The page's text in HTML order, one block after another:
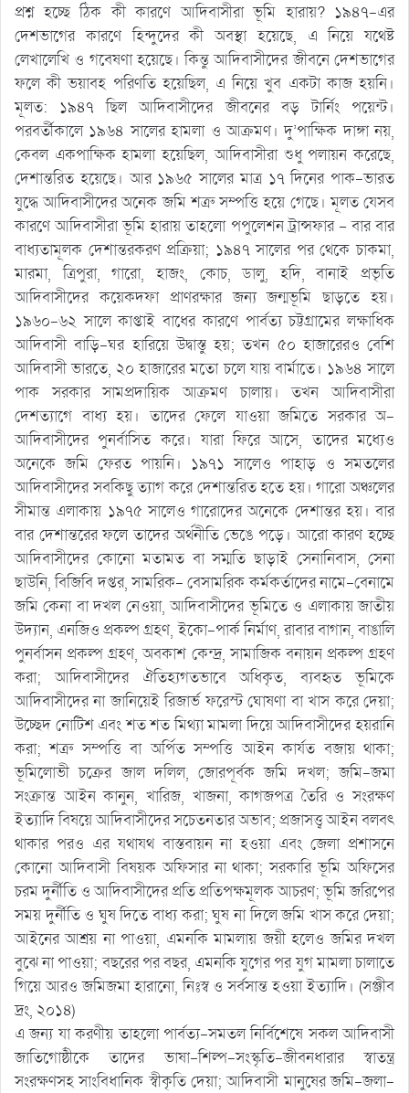
প্রশ্ন হচ্ছে ঠিক কী কারণে আদিবাসীরা ভূমি হারায়? ১৯৪৭-এর
দেশভাগের কারণে হিন্দুদের কী অবস্থা হয়েছে, এ নিয়ে যথেষ্ট
লেখালেখি ও গবেষণা হয়েছে। কিন্তু আদিবাসীদের জীবনে দেশভাগের
ফলে কী ভয়াবহ পরিণতি হয়েছিল, এ নিয়ে খুব একটা কাজ হয়নি।
মূলত: ১৯৪৭ ছিল আদিবাসীদের জীবনের বড় টার্নিং পয়েন্ট।
পরবর্তীকালে ১৯৬৪ সালের হামলা ও আক্রমণ। দু’পাক্ষিক দাঙ্গা নয়,
কেবল একপাক্ষিক হামলা হয়েছিল, আদিবাসীরা শুধু পলায়ন করেছে,
দেশান্তরিত হয়েছে। আর ১৯৬৫ সালের মাত্র ১৭ দিনের পাক-ভারত
যুদ্ধে আদিবাসীদের অনেক জমি শত্রু সম্পত্তি হয়ে গেছে। মূলত যেসব
কারণে আদিবাসীরা ভূমি হারায় তাহলো পপুলেশন ট্রান্সফার – বার বার
বাধ্যতামূলক দেশান্তরকরণ প্রক্রিয়া; ১৯৪৭ সালের পর থেকে চাকমা,
মারমা, ত্রিপুরা, গারো, হাজং, কোচ, ডালু, হদি, বানাই প্রভৃতি
আদিবাসীদের কয়েকদফা প্রাণরক্ষার জন্য জন্মভূমি ছাড়তে হয়।
১৯৬০-৬২ সালে কাপ্তাই বাধের কারণে পার্বত্য চট্টগ্রামের লক্ষাধিক
আদিবাসী বাড়ি-ঘর হারিয়ে উদ্বাস্তু হয়; তখন ৫০ হাজারেরও বেশি
আদিবাসী ভারতে, ২০ হাজারের মতো চলে যায় বার্মাতে। ১৯৬৪ সালে
পাক সরকার সামপ্রদায়িক আক্রমণ চালায়। তখন আদিবাসীরা
দেশত্যাগে বাধ্য হয়। তাদের ফেলে যাওয়া জমিতে সরকার অ-
আদিবাসীদের পুনর্বাসিত করে। যারা ফিরে আসে, তাদের মধ্যেও
অনেকে জমি ফেরত পায়নি। ১৯৭১ সালেও পাহাড় ও সমতলের
আদিবাসীদের সবকিছু ত্যাগ করে দেশান্তরিত হতে হয়। গারো অঞ্চলের
সীমান্ত এলাকায় ১৯৭৫ সালেও গারোদের অনেকে দেশান্তর হয়। বার
বার দেশান্তরের ফলে তাদের অর্থনীতি ভেঙে পড়ে। আরো কারণ হচ্ছে
আদিবাসীদের কোনো মতামত বা সম্মতি ছাড়াই সেনানিবাস, সেনা
ছাউনি, বিজিবি দপ্তর, সামরিক- বেসামরিক কর্মকর্তাদের নামে-বেনামে
জমি কেনা বা দখল নেওয়া, আদিবাসীদের ভূমিতে ও এলাকায় জাতীয়
উদ্যান, এনজিও প্রকল্প গ্রহণ, ইকো-পার্ক নির্মাণ, রাবার বাগান, বাঙালি
পুনর্বাসন প্রকল্প গ্রহণ, অবকাশ কেন্দ্র, সামাজিক বনায়ন প্রকল্প গ্রহণ
করা; আদিবাসীদের ঐতিহ্যগতভাবে অধিকৃত, ব্যবহৃত ভূমিকে
আদিবাসীদের না জানিয়েই রিজার্ভ ফরেস্ট ঘোষণা বা খাস করে দেয়া;
উচ্ছেদ নোটিশ এবং শত শত মিথ্যা মামলা দিয়ে আদিবাসীদের হয়রানি
করা; শত্রু সম্পত্তি বা অর্পিত সম্পত্তি আইন কার্যত বজায় থাকা;
ভূমিলোভী চক্রের জাল দলিল, জোরপূর্বক জমি দখল; জমি-জমা
সংক্রান্ত আইন কানুন, খারিজ, খাজনা, কাগজপত্র তৈরি ও সংরক্ষণ
ইত্যাদি বিষয়ে আদিবাসীদের সচেতনতার অভাব; প্রজাসত্ত্ব আইন বলবৎ
থাকার পরও এর যথাযথ বাস্তবায়ন না হওয়া এবং জেলা প্রশাসনে
কোনো আদিবাসী বিষয়ক অফিসার না থাকা; সরকারি ভূমি অফিসের
চরম দুর্নীতি ও আদিবাসীদের প্রতি প্রতিপক্ষমূলক আচরণ; ভূমি জরিপের
সময় দুর্নীতি ও ঘুষ দিতে বাধ্য করা; ঘুষ না দিলে জমি খাস করে দেয়া;
আইনের আশ্রয় না পাওয়া, এমনকি মামলায় জয়ী হলেও জমির দখল
বুঝে না পাওয়া; বছরের পর বছর, এমনকি যুগের পর যুগ মামলা চালাতে
গিয়ে আরও জমিজমা হারানো, নিঃস্ব ও সর্বসান্ত হওয়া ইত্যাদি। (সঞ্জীব
দ্রং, ২০১৪)
এ জন্য যা করণীয় তাহলো পার্বত্য-সমতল নির্বিশেষে সকল আদিবাসী
জাতিগোষ্ঠীকে তাদের ভাষা-শিল্প-সংস্কৃতি-জীবনধারার স্বাতন্ত্র
সংরক্ষণসহ সাংবিধানিক স্বীকৃতি দেয়া; আদিবাসী মানুষের জমি-জলা-